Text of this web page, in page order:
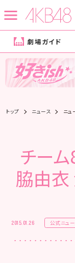
劇場ガイド
トップ ニュース ニュ
チー
脇由衣
2015.01.26 公式ニュー